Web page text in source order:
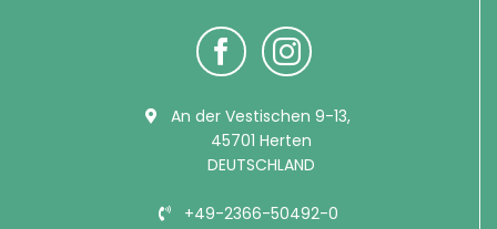
An der Vestischen 9-13,
45701 Herten
DEUTSCHLAND
+49-2366-50492-0